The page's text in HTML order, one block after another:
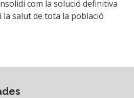
com la solució definitiva
salut de tota la població